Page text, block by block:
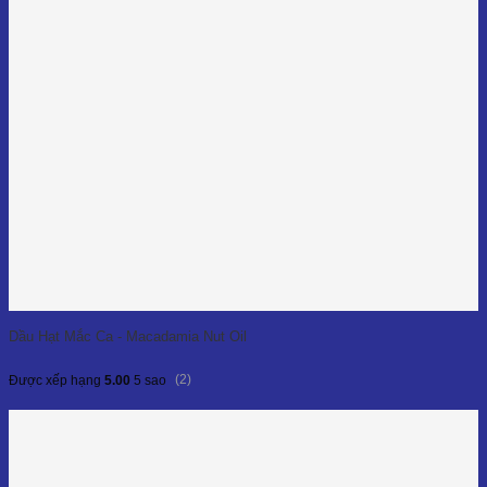
Dầu Hạt Mắc Ca - Macadamia Nut Oil
Được xếp hạng 5.00 5 sao (2)